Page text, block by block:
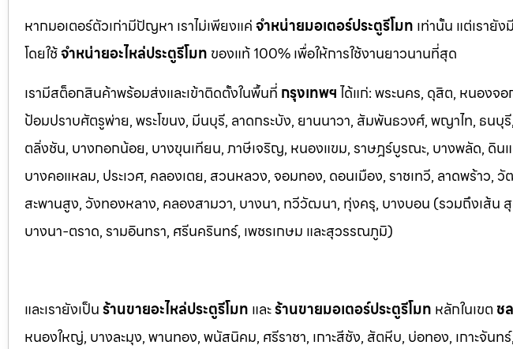
หากมอเตอร์ตัวเก่ามีปัญหา เราไม่เพียงแค่จำหน่ายมอเตอร์ประตูรีโมท เท่านั้น แต่เรายั
โดยใช้จำหน่ายอะไหล่ประตูรีโมท ของแท้ 100% เพื่อให้การใช้งานยาวนานที่สุด
เรามีสต็อกสินค้าพร้อมส่งและเข้าติดตั้งในพื้นที่ กรุงเทพฯได้แก่: พระนคร, ดุสิต, หนองจ
ป้อมปราบศัตรูพ่าย, พระโขนง, มีนบุรี, ลาดกระบัง, ยานนาวา, สัมพันธวงศ์, พญาไท, ธน
ตลิ่งชัน, บางกอกน้อย, บางขุนเทียน, ภาษีเจริญ, หนองแขม, ราษฎร์บูรณะ, บางพลัด, ดิน
บางคอแหลม, ประเวศ, คลองเตย, สวนหลวง, จอมทอง, ดอนเมือง, ราชเทวี, ลาดพร้าว,
สะพานสูง, วังทองหลาง, คลองสามวา, บางนา, ทวีวัฒนา, ทุ่งครุ, บางบอน (รวมถึงเส้น
บางนา-ตราด,รามอินทรา, ศรีนครินทร์, เพชรเกษม และสุวรรณภูมิ)
และเรายังเป็นร้านขายอะไหล่ประตูรีโมท และร้านขายมอเตอร์ประตูรีโมท หลักในเขต ช
หนองใหญ่, บางละมุง, พานทอง, พนัสนิคม, ศรีราชา, เกาะสีชัง, สัตหีบ, บ่อทอง, เกาะจัน